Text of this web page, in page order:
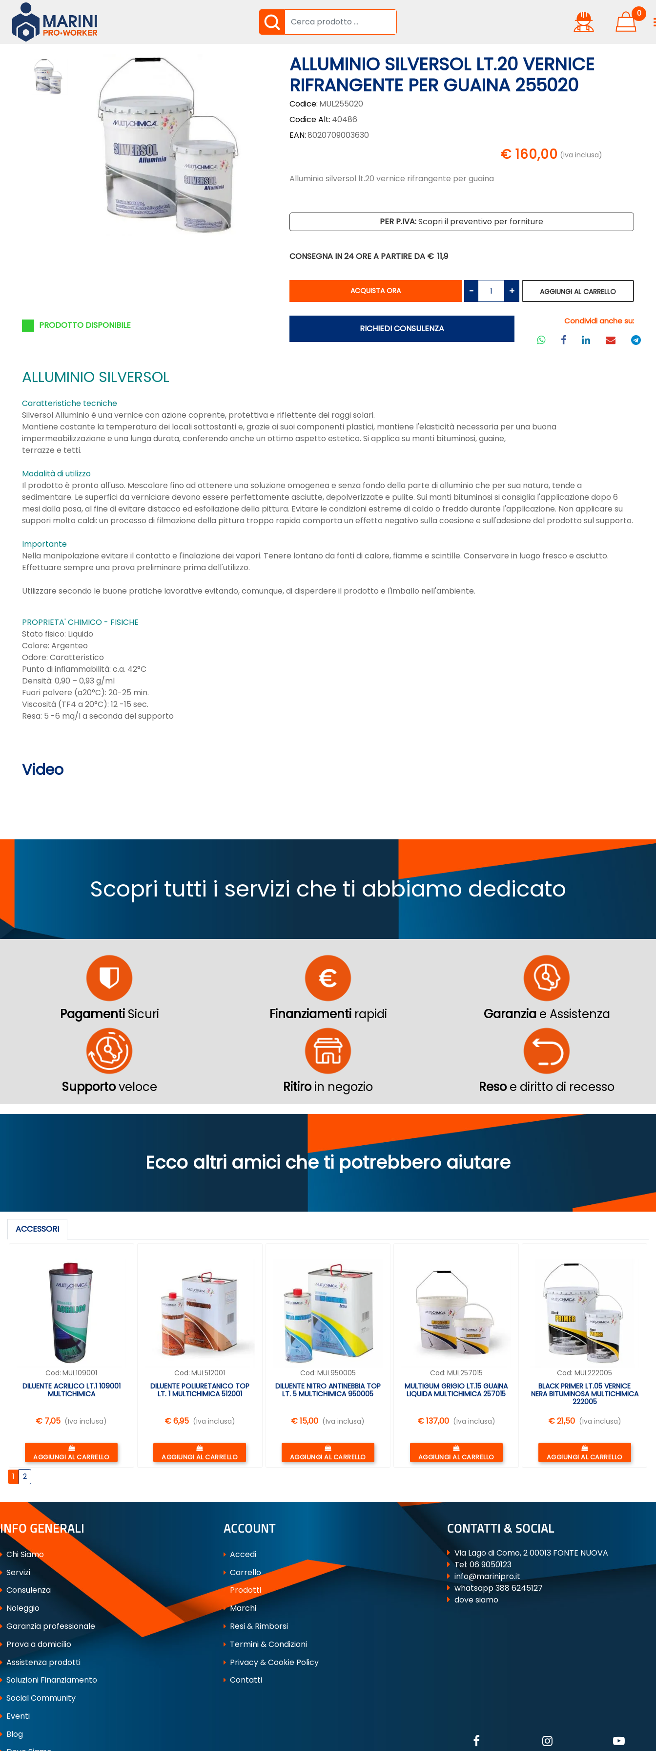
0
PRODOTTO DISPONIBILE
ALLUMINIO SILVERSOL LT.20 VERNICE
RIFRANGENTE PER GUAINA 255020
Codice: MUL255020
Codice Alt: 40486
EAN:8020709003630
€ 160,00 (Iva inclusa)
Alluminio silversol lt.20 vernice rifrangente per guaina
PER P.IVA:Scopri il preventivo per forniture
CONSEGNA IN 24 OREA PARTIRE DA € 11,9
ACQUISTA ORA
Quantità
AGGIUNGI AL CARRELLO
RICHIEDI CONSULENZA
Condividi anche su:
ALLUMINIO SILVERSOL
Caratteristiche tecniche
Silversol Alluminio è una vernice con azione coprente, protettiva e riflettente dei raggi solari.
Mantiene costante la temperatura dei locali sottostanti e, grazie ai suoi componenti plastici, mantiene l'elasticità necessaria per una buona
impermeabilizzazione e una lunga durata, conferendo anche un ottimo aspetto estetico. Si applica su manti bituminosi, guaine,
terrazze e tetti.
Modalità di utilizzo
Il prodotto è pronto all'uso. Mescolare fino ad ottenere una soluzione omogenea e senza fondo della parte di alluminio che per sua natura, tende a
sedimentare. Le superfici da verniciare devono essere perfettamente asciutte, depolverizzate e pulite. Sui manti bituminosi si consiglia l'applicazione dopo 6
mesi dalla posa, al fine di evitare distacco ed esfoliazione della pittura. Evitare le condizioni estreme di caldo o freddo durante l'applicazione. Non applicare su
suppori molto caldi: un processo di filmazione della pittura troppo rapido comporta un effetto negativo sulla coesione e sull'adesione del prodotto sul supporto.
Importante
Nella manipolazione evitare il contatto e l'inalazione dei vapori. Tenere lontano da fonti di calore, fiamme e scintille. Conservare in luogo fresco e asciutto.
Effettuare sempre una prova preliminare prima dell'utilizzo.
Utilizzare secondo le buone pratiche lavorative evitando, comunque, di disperdere il prodotto e l'imballo nell'ambiente.
PROPRIETA' CHIMICO - FISICHE
Stato fisico: Liquido
Colore: Argenteo
Odore: Caratteristico
Punto di infiammabilità: c.a. 42°C
Densità: 0,90 – 0,93 g/ml
Fuori polvere (a20°C): 20-25 min.
Viscosità (TF4 a 20°C): 12 -15 sec.
Resa: 5 -6 mq/l a seconda del supporto
Video
Scopri tutti i servizi che ti abbiamo dedicato
Pagamenti Sicuri Finanziamenti rapidi Garanzia e Assistenza
Supportoveloce Ritiroin negozio Resoe diritto di recesso
Ecco altri amici che ti potrebbero aiutare
ACCESSORI
Cod: MUL109001
DILUENTE ACRILICO LT.1 109001
MULTICHIMICA
€ 7,05 (Iva inclusa)
Quantità
AGGIUNGI AL CARRELLO
Cod: MUL512001
DILUENTE POLIURETANICO TOP
LT. 1 MULTICHIMICA 512001
€ 6,95 (Iva inclusa)
Quantità
AGGIUNGI AL CARRELLO
Cod: MUL950005
DILUENTE NITRO ANTINEBBIA TOP
LT. 5 MULTICHIMICA 950005
€ 15,00 (Iva inclusa)
Quantità
AGGIUNGI AL CARRELLO
Cod: MUL257015
MULTIGUM GRIGIO LT.15 GUAINA
LIQUIDA MULTICHIMICA 257015
€ 137,00 (Iva inclusa)
Quantità
AGGIUNGI AL CARRELLO
Cod: MUL222005
BLACK PRIMER LT.05 VERNICE
NERA BITUMINOSA MULTICHIMICA
222005
€ 21,50 (Iva inclusa)
Quantità
AGGIUNGI AL CARRELLO
1 2
INFO GENERALI
Chi Siamo
Servizi
Consulenza
Noleggio
Garanzia professionale
Prova a domicilio
Assistenza prodotti
Soluzioni Finanziamento
Social Community
Eventi
Blog
ACCOUNT
Accedi
Carrello
Prodotti
Marchi
Resi & Rimborsi
Termini & Condizioni
Privacy & Cookie Policy
Contatti
CONTATTI & SOCIAL
Via Lago di Como, 2 00013 FONTE NUOVA
Tel: 06 9050123
info@marinipro.it
whatsapp 388 6245127
dove siamo